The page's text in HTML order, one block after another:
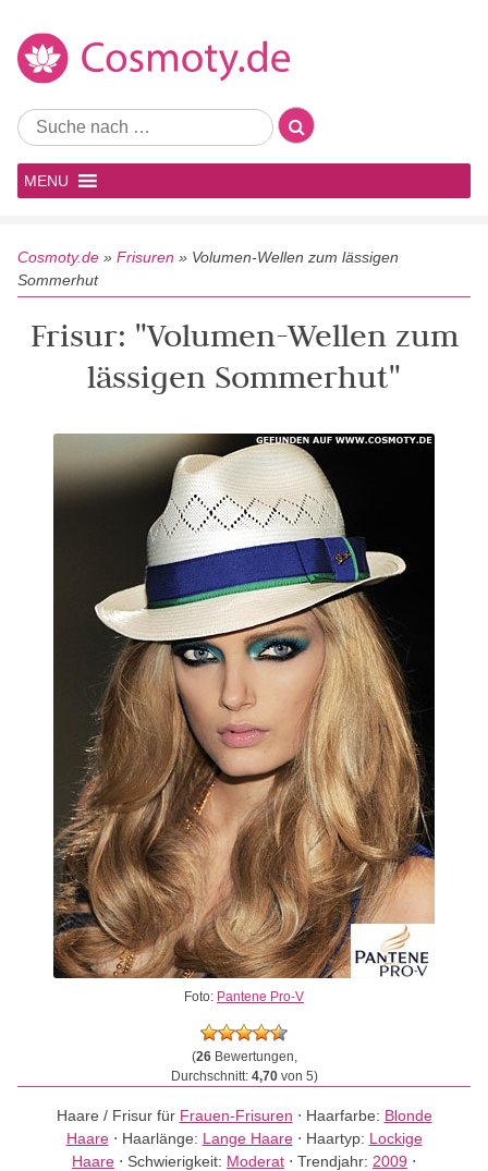
MENU
Cosmoty.de » Frisuren » Volumen-Wellen zum lässigen
Sommerhut
Frisur: "Volumen-Wellen zum
lässigen Sommerhut"
Foto: Pantene Pro-V
(26Bewertungen,
Durchschnitt: 4,70von 5)
Haare / Frisur für Frauen-Frisuren ⋅ Haarfarbe: Blonde
Haare⋅ Haarlänge: Lange Haare⋅ Haartyp: Lockige
Haare ⋅ Schwierigkeit: Moderat ⋅ Trendjahr: 2009 ⋅